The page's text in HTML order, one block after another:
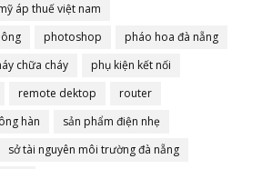
áp thuế việt nam
photoshop
pháo hoa đà nẵng
chữa cháy
phụ kiện kết nối
remote dektop
router
hàn
sản phẩm điện nhẹ
sở tài nguyên môi trường đà nẵng